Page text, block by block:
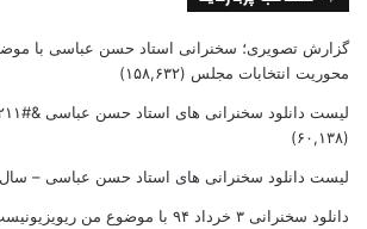
گزارش تصویری؛ سخنرانی استاد حسن عباسی با
محوریت انتخابات مجلس (۱۵۸,۶۳۲)
لیست دانلود سخنرانی های استاد حسن عباسی &#۸۲۱۱; سال ۱۳۹۵
(۶۰,۱۳۸)
لیست دانلود سخنرانی های استاد حسن عباسی – سال ۱۳۹۶
دانلود سخنرانی ۳ خرداد ۹۴ با موضوع من ریویزیونیست‌ام، پس هستم!